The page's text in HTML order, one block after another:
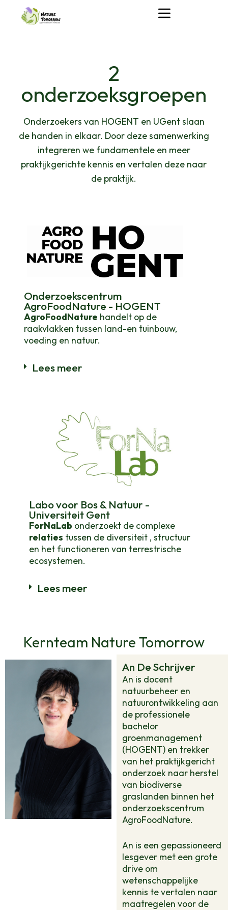
2
onderzoeksgroepen
Onderzoekers van HOGENT en UGent slaan
de handen in elkaar. Door deze samenwerking
integreren we fundamentele en meer
praktijkgerichte kennis en vertalen deze naar
de praktijk.
Onderzoekscentrum
AgroFoodNature - HOGENT
AgroFoodNature handelt op de
raakvlakken tussen land-en tuinbouw,
voeding en natuur.
Lees meer
Labo voor Bos & Natuur -
Universiteit Gent
ForNaLab onderzoekt de complexe
relaties tussen de diversiteit , structuur
en het functioneren van terrestrische
ecosystemen.
Lees meer
Kernteam Nature Tomorrow
An De Schrijver
An is docent
natuurbeheer en
natuurontwikkeling aan
de professionele
bachelor
groenmanagement
(HOGENT) en trekker
van het praktijkgericht
onderzoek naar herstel
van biodiverse
graslanden binnen het
onderzoekscentrum
AgroFoodNature.
An is een gepassioneerd
lesgever met een grote
drive om
wetenschappelijke
kennis te vertalen naar
maatregelen voor de